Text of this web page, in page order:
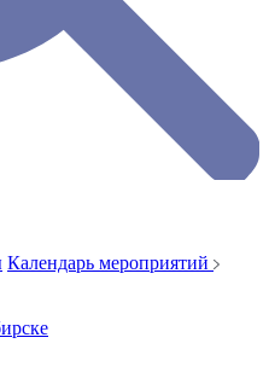
Календарь мероприятий